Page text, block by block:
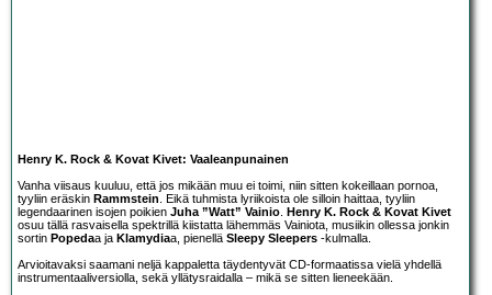
Henry K. Rock & Kovat Kivet: Vaaleanpunainen
Vanha viisaus kuuluu, että jos mikään muu ei toimi, niin sitten kokeillaan pornoa,
tyyliin eräskin Rammstein . Eikä tuhmista lyriikoista ole silloin haittaa, tyyliin
legendaarinen isojen poikien Juha ”Watt” Vainio Henry K. Rock & Kovat Kivet
osuu tällä rasvaisella spektrillä kiistatta lähemmäs Vainiota, musiikin ollessa jonkin
sortin Popedaa ja Klamydiaa, pienellä Sleepy Sleepers -kulmalla.
Arvioitavaksi saamani neljä kappaletta täydentyvät CD-formaatissa vielä yhdellä
instrumentaaliversiolla, sekä yllätysraidalla – mikä se sitten lieneekään.